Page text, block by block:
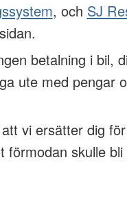
, och SJ
betalning i bil,
ute med pengar
vi ersätter dig
förmodan skulle